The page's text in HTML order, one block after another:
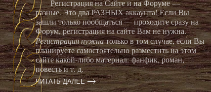
Регистрация на Сайте и на Форуме —
разные. Это два РАЗНЫХ аккаунта! Если Вы
зашли только пообщаться — проходите сразу на
Форум, регистрация на сайте Вам не нужна.
Регистрация нужнатолько в том случае, если Вы
планируете самостоятельно разместить на этом
сайте какой-либо материал: фанфик, роман,
повесть и т. д.
ЧИТАТЬ ДАЛЕЕ